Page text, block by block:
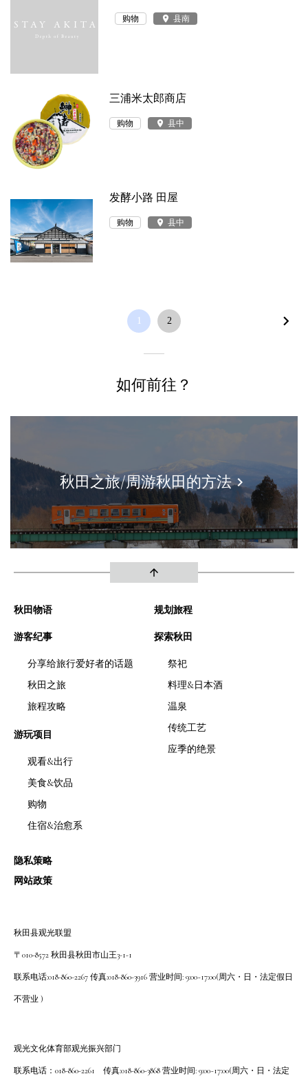
购物 place 县南
三浦米太郎商店
购物 place 县中
发酵小路 田屋
购物 place 县中
1 2
如何前往？
秋田之旅/周游秋田的方法keyboard_arrow_right
arrow_upward
秋田物语 规划旅程
游客纪事
分享给旅行爱好者的话题
秋田之旅
旅程攻略
探索秋田
祭祀
料理&日本酒
温泉
传统工艺
应季的绝景
游玩项目
观看&出行
美食&饮品
购物
住宿&治愈系
隐私策略
网站政策
秋田县观光联盟
〒010-8572 秋田县秋田市山王3-1-1
联系电话:018-860-2267 传真:018-860-3916 营业时间: 9:00~17:00(周六・日・法定假日
不营业 )
观光文化体育部观光振兴部门
联系电话：018-860-2261 传真:018-860-3868 营业时间: 9:00~17:00(周六・日・法定